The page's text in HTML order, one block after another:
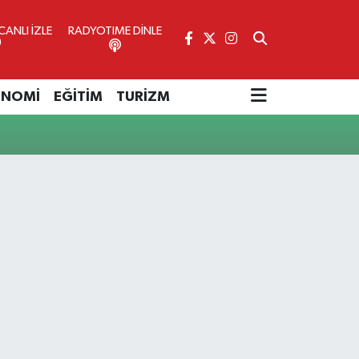
İZLE RADYOTIME DİNLE
EĞİTİM TURİZM